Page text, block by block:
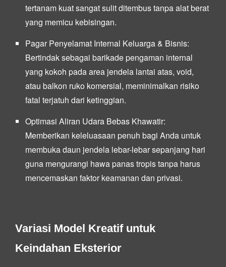
tertanam kuat sangat sulit ditembus tanpa alat berat
yang memicu kebisingan.
Pagar Penyelamat Internal Keluarga & Bisnis:
Bertindak sebagai barikade pengaman internal
yang kokoh pada area jendela lantai atas, void,
atau balkon ruko komersial, meminimalkan risiko
fatal terjatuh dari ketinggian.
Optimasi Aliran Udara Bebas Khawatir:
Memberikan keleluasaan penuh bagi Anda untuk
membuka daun jendela lebar-lebar sepanjang hari
guna mengurangi hawa panas tropis tanpa harus
mencemaskan faktor keamanan dan privasi.
Variasi Model Kreatif untuk
Keindahan Eksterior